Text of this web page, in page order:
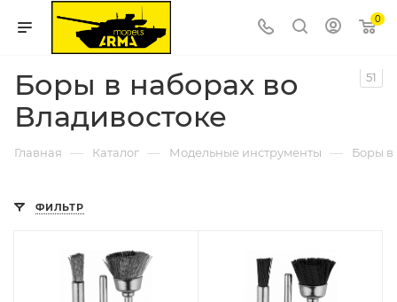
0
Боры в наборах во
Владивостоке
51
Главная — Каталог — Модельные инструменты — Боры в
ФИЛЬТР